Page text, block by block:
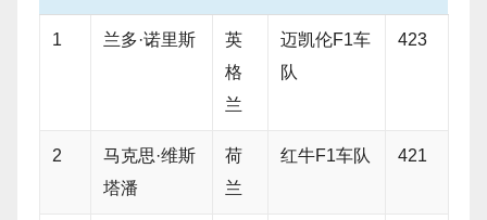
1 兰多·诺里斯
英
格
兰
迈凯伦F1车
队
423
2
马克思·维斯
塔潘
荷
兰
红牛F1车队 421